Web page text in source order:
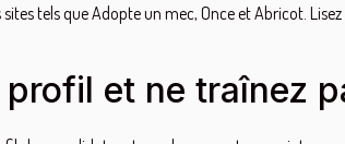
tels que Adopte un mec, Once et Abricot. Lisez
et ne traînez